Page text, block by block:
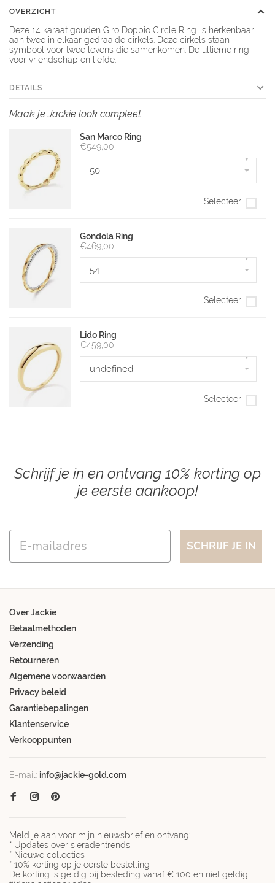
OVERZICHT
Deze 14 karaat gouden Giro Doppio Circle Ring. is herkenbaar
aan twee in elkaar gedraaide cirkels. Deze cirkels staan
symbool voor twee levens die samenkomen. De ultieme ring
voor vriendschap en liefde.
DETAILS
Maak je Jackie look compleet
San Marco Ring
€549,00
50
▾
Selecteer
Gondola Ring
€469,00
54
▾
Selecteer
Lido Ring
€459,00
undefined
▾
Selecteer
Schrijf je in en ontvang 10% korting op
je eerste aankoop!
Email
SCHRIJF JE IN
Over Jackie
Betaalmethoden
Verzending
Retourneren
Algemene voorwaarden
Privacy beleid
Garantiebepalingen
Klantenservice
Verkooppunten
E-mail: info@jackie-gold.com
Meld je aan voor mijn nieuwsbrief en ontvang:
* Updates over sieradentrends
* Nieuwe collecties
* 10% korting op je eerste bestelling
De korting is geldig bij besteding vanaf € 100 en niet geldig